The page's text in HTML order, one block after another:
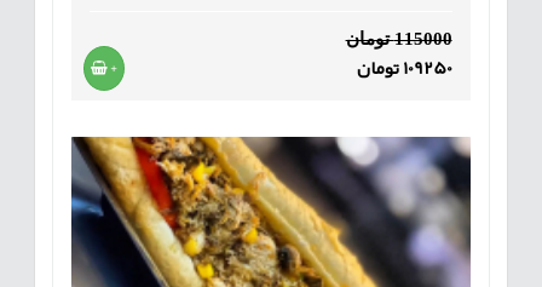
115000 تومان
109250 تومان +